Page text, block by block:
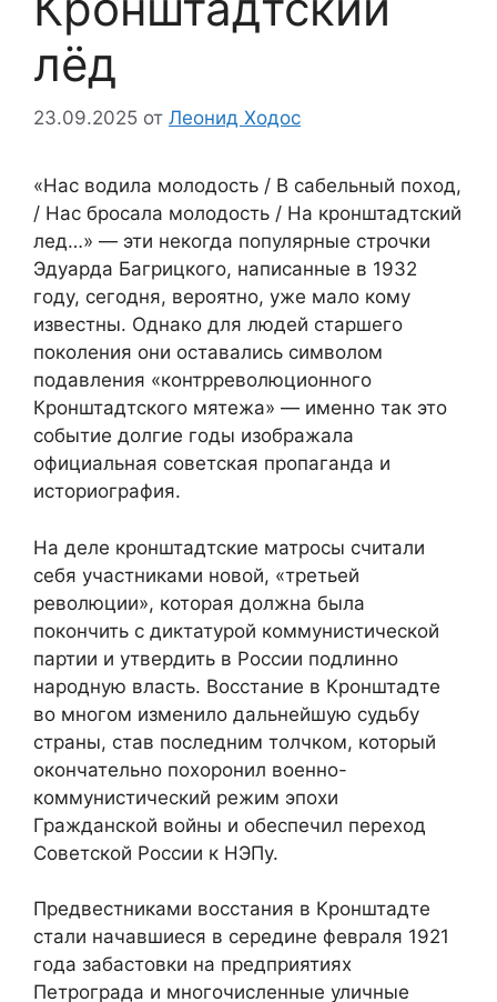
лёд
23.09.2025 от Леонид Ходос
«Нас водила молодость / В сабельный поход,
/ Нас бросала молодость / На кронштадтский
лед…» — эти некогда популярные строчки
Эдуарда Багрицкого, написанные в 1932
году, сегодня, вероятно, уже мало кому
известны. Однако для людей старшего
поколения они оставались символом
подавления «контрреволюционного
Кронштадтского мятежа» — именно так это
событие долгие годы изображала
официальная советская пропаганда и
историография.
На деле кронштадтские матросы считали
себя участниками новой, «третьей
революции», которая должна была
покончить с диктатурой коммунистической
партии и утвердить в России подлинно
народную власть. Восстание в Кронштадте
во многом изменило дальнейшую судьбу
страны, став последним толчком, который
окончательно похоронил военно-
коммунистический режим эпохи
Гражданской войны и обеспечил переход
Советской России к НЭПу.
Предвестниками восстания в Кронштадте
стали начавшиеся в середине февраля 1921
года забастовки на предприятиях
Петрограда и многочисленные уличные